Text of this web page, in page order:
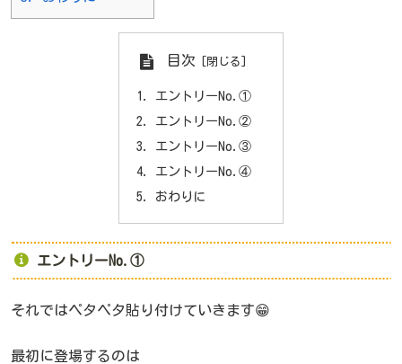
目次
エントリーNo.①
エントリーNo.②
エントリーNo.③
エントリーNo.④
おわりに
エントリーNo.①
それではペタペタ貼り付けていきます😁
最初に登場するのは